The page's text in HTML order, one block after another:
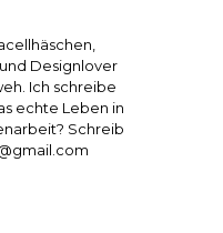
Designlover
Ich schreibe
echte Leben in
Schreib